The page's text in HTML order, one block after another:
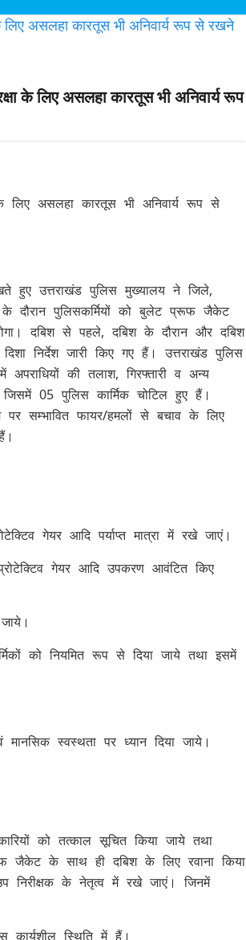
के लिए असलहा कारतूस भी अनिवार्य रूप
लिए असलहा कारतूस भी अनिवार्य रूप से
हुए उत्तराखंड पुलिस मुख्यालय ने जिले,
दौरान पुलिसकर्मियों को बुलेट प्रूफ जैकेट
दबिश से पहले, दबिश के दौरान और दबिश
निर्देश जारी किए गए हैं। उत्तराखंड पुलिस
की तलाश, गिरफ्तारी व अन्य
05 पुलिस कार्मिक चोटिल हुए हैं।
पर सम्भावित फायर/हमलों से बचाव के लिए
गेयर आदि पर्याप्त मात्रा में रखे जाएं।
गेयर आदि उपकरण आवंटित किए
को नियमित रूप से दिया जाये तथा इसमें
स्वस्थता पर ध्यान दिया जाये।
को तत्काल सूचित किया जाये तथा
के साथ ही दबिश के लिए रवाना किया
निरीक्षक के नेतृत्व में रखे जाएं। जिनमें
कार्यशील स्थिति में हैं।